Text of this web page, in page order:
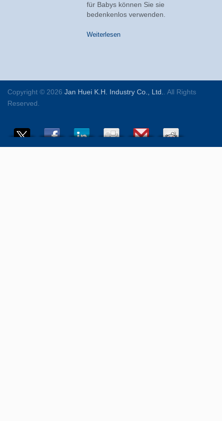
für Babys können Sie sie
bedenkenlos verwenden.
Weiterlesen
Copyright © 2026 Jan Huei K.H. Industry Co., Ltd.. All Rights
Reserved.